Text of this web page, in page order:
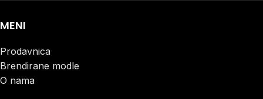
MENI
Prodavnica
Brendirane modle
O nama